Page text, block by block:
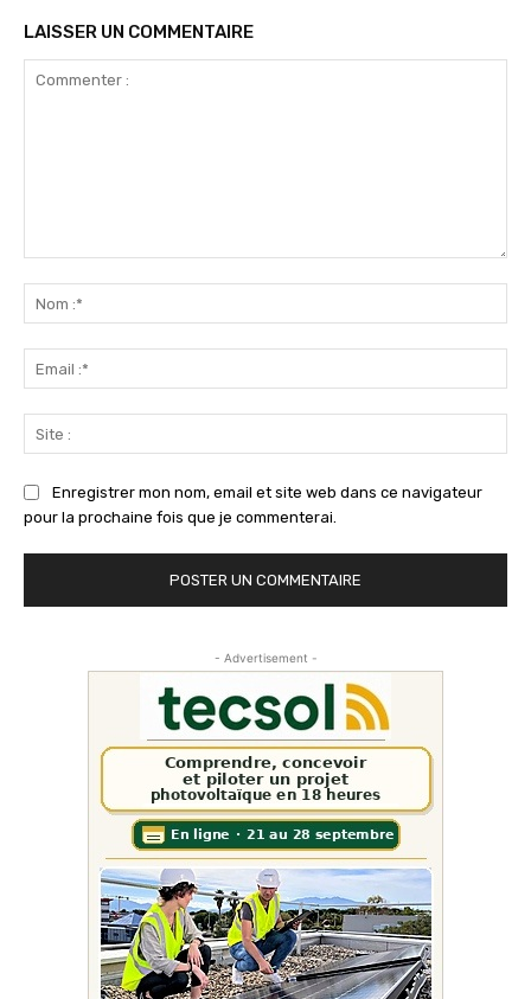
LAISSER UN COMMENTAIRE
Enregistrer mon nom, email et site web dans ce navigateur
pour la prochaine fois que je commenterai.
- Advertisement -